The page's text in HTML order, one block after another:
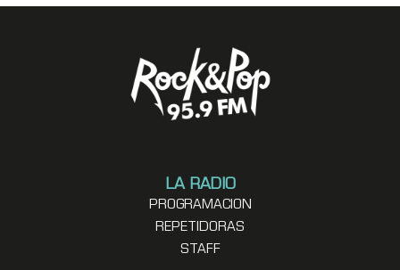
LA RADIO
PROGRAMACION
REPETIDORAS
STAFF